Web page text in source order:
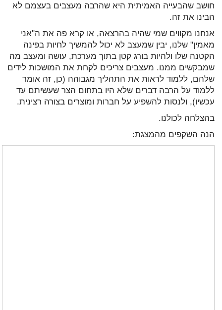
חושב שהבעייה האמיתית היא שהרבה מעצבים בעצמם לא
הבינו את זה.
אנחנו מקווים שמי שהיה בהרצאה, או קרא פה את ה"אני
מאמין" שלנו, יבין שמעצב לא יכול להמשיך לחיות בפינה
הקטנה שלו ולהיות בורג קטן בתוך מערכת, עושה ומעצב מה
שמבקשים ממנו. מעצבים צריכים לקחת את המושכות לידים
שלהם, ללמוד לראות את התהליך מגבוהה (כן, זה אומר
ללמוד על הרבה דברים שלא היו בתחום הצר שעשיתם עד
עכשיו), ולנסות להשפיע על חברות ומוצרים בצורה רצינית.
בהצלחה לכולנו.
הנה השקפים מהמצגת: